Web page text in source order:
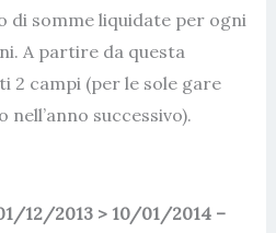
di somme liquidate per ogni
A partire da questa
2 campi (per le sole gare
successivo).
12/2013 > 10/01/2014 –